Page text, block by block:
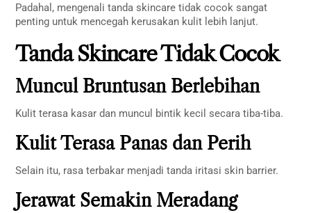
Padahal, mengenali tanda skincare tidak cocok sangat
penting untuk mencegah kerusakan kulit lebih lanjut.
Tanda Skincare Tidak Cocok
Muncul Bruntusan Berlebihan
Kulit terasa kasar dan muncul bintik kecil secara tiba-tiba.
Kulit Terasa Panas dan Perih
Selain itu, rasa terbakar menjadi tanda iritasi skin barrier.
Jerawat Semakin Meradang